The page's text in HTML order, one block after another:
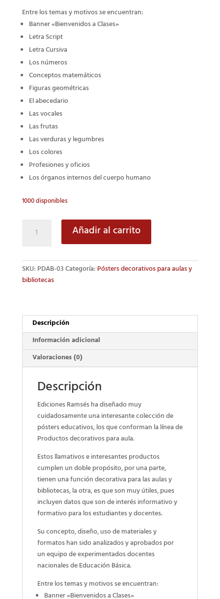
Entre los temas y motivos se encuentran:
Banner «Bienvenidos a Clases»
Letra Script
Letra Cursiva
Los números
Conceptos matemáticos
Figuras geométricas
El abecedario
Las vocales
Las frutas
Las verduras y legumbres
Los colores
Profesiones y oficios
Los órganos internos del cuerpo humano
1000 disponibles
Cursiva
Añadir al carrito
SKU:PDAB-03Categoría:Pósters decorativos para aulas y
bibliotecas
Descripción
Información adicional
Valoraciones (0)
Descripción
Ediciones Ramsés ha diseñado muy
cuidadosamente una interesante colección de
pósters educativos, los que conforman la línea de
Productos decorativos para aula.
Estos llamativos e interesantes productos
cumplen un doble propósito, por una parte,
tienen una función decorativa para las aulas y
bibliotecas, la otra, es que son muy útiles, pues
incluyen datos que son de interés informativo y
formativo para los estudiantes y docentes.
Su concepto, diseño, uso de materiales y
formatos han sido analizados y aprobados por
un equipo de experimentados docentes
nacionales de Educación Básica.
Entre los temas y motivos se encuentran:
Banner «Bienvenidos a Clases»